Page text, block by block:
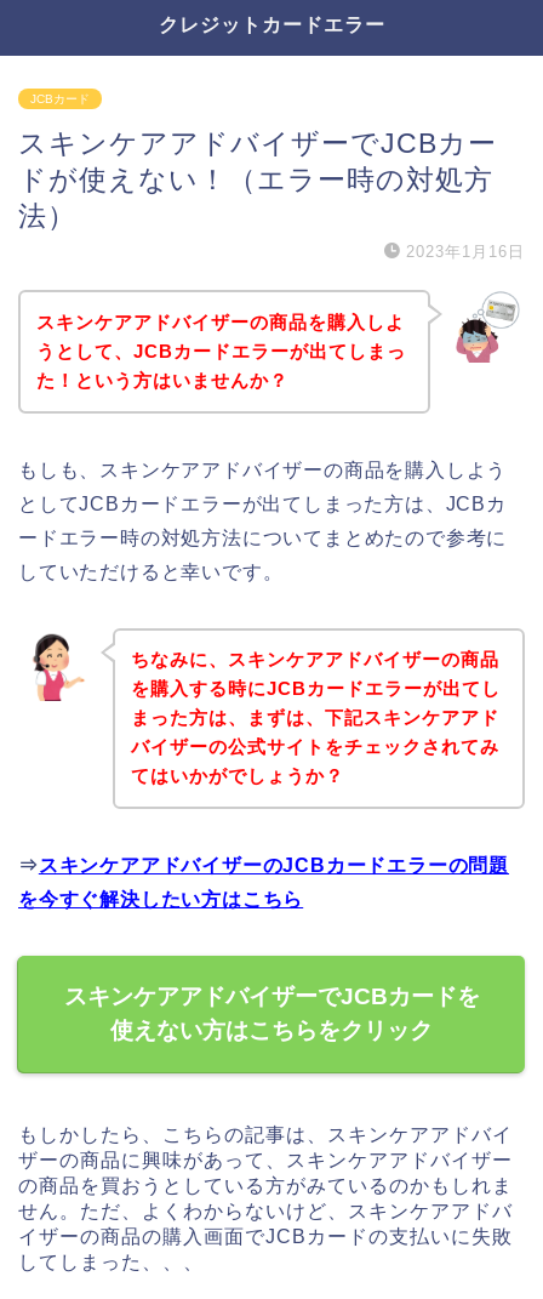
クレジットカードエラー
JCBカード
スキンケアアドバイザーでJCBカー
ドが使えない！（エラー時の対処方
法）
2023年1月16日
スキンケアアドバイザーの商品を購入しよ
うとして、JCBカードエラーが出てしまっ
た！という方はいませんか？
もしも、スキンケアアドバイザーの商品を購入しよう
としてJCBカードエラーが出てしまった方は、JCBカ
ードエラー時の対処方法についてまとめたので参考に
していただけると幸いです。
ちなみに、スキンケアアドバイザーの商品
を購入する時にJCBカードエラーが出てし
まった方は、まずは、下記スキンケアアド
バイザーの公式サイトをチェックされてみ
てはいかがでしょうか？
⇒ スキンケアアドバイザーのJCBカードエラーの問題
を今すぐ解決したい方はこちら
スキンケアアドバイザーでJCBカードを
使えない方はこちらをクリック
もしかしたら、こちらの記事は、スキンケアアドバイ
ザーの商品に興味があって、スキンケアアドバイザー
の商品を買おうとしている方がみているのかもしれま
せん。ただ、よくわからないけど、スキンケアアドバ
イザーの商品の購入画面でJCBカードの支払いに失敗
してしまった、、、